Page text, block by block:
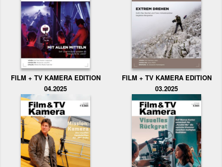
FILM + TV KAMERA EDITION
04.2025
FILM + TV KAMERA EDITION
03.2025